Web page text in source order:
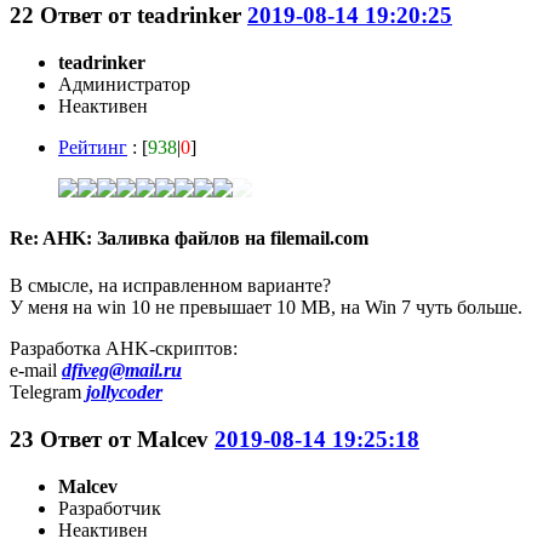
22 Ответ отteadrinker 2019-08-14 19:20:25
teadrinker
Администратор
Неактивен
Рейтинг : [938|0]
Re: AHK: Заливка файлов на filemail.com
В смысле, на исправленном варианте?
У меня на win 10 не превышает 10 MB, на Win 7 чуть больше.
Разработка AHK-скриптов:
e-mail dfiveg@mail.ru
Telegram jollycoder
23 Ответ отMalcev 2019-08-14 19:25:18
Malcev
Разработчик
Неактивен